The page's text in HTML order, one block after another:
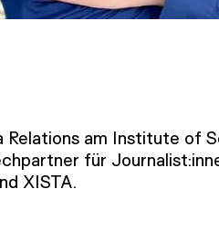
am Institute of
für
XISTA.